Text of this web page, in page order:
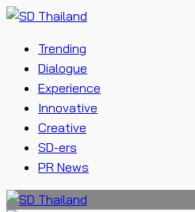
Trending
Dialogue
Experience
Innovative
Creative
SD-ers
PR News